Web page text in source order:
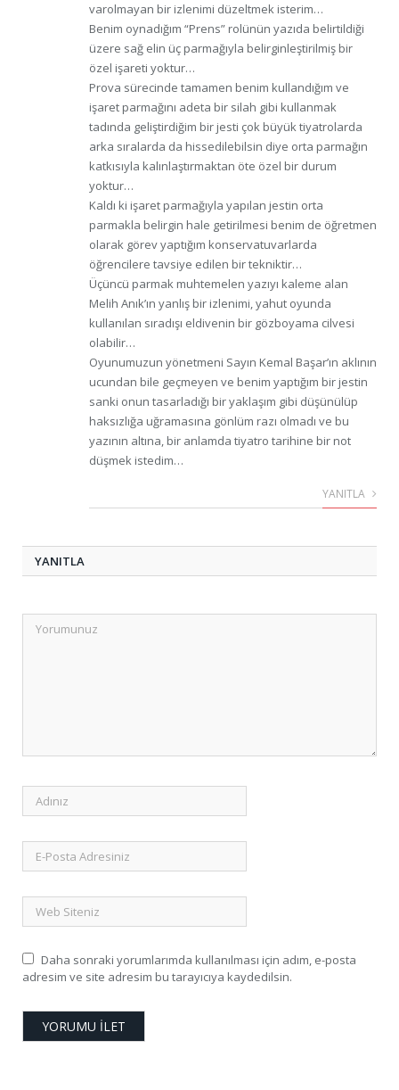
varolmayan bir izlenimi düzeltmek isterim…
Benim oynadığım “Prens” rolünün yazıda belirtildiği
üzere sağ elin üç parmağıyla belirginleştirilmiş bir
özel işareti yoktur…
Prova sürecinde tamamen benim kullandığım ve
işaret parmağını adeta bir silah gibi kullanmak
tadında geliştirdiğim bir jesti çok büyük tiyatrolarda
arka sıralarda da hissedilebilsin diye orta parmağın
katkısıyla kalınlaştırmaktan öte özel bir durum
yoktur…
Kaldı ki işaret parmağıyla yapılan jestin orta
parmakla belirgin hale getirilmesi benim de öğretmen
olarak görev yaptığım konservatuvarlarda
öğrencilere tavsiye edilen bir tekniktir…
Üçüncü parmak muhtemelen yazıyı kaleme alan
Melih Anık’ın yanlış bir izlenimi, yahut oyunda
kullanılan sıradışı eldivenin bir gözboyama cilvesi
olabilir…
Oyunumuzun yönetmeni Sayın Kemal Başar’ın aklının
ucundan bile geçmeyen ve benim yaptığım bir jestin
sanki onun tasarladığı bir yaklaşım gibi düşünülüp
haksızlığa uğramasına gönlüm razı olmadı ve bu
yazının altına, bir anlamda tiyatro tarihine bir not
düşmek istedim…
YANITLA
YANITLA
Daha sonraki yorumlarımda kullanılması için adım, e-posta
adresim ve site adresim bu tarayıcıya kaydedilsin.